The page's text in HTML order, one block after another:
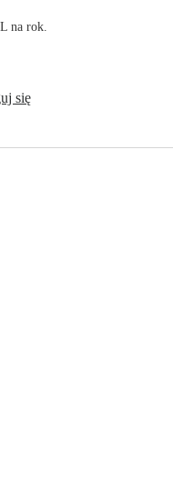
na rok.
się